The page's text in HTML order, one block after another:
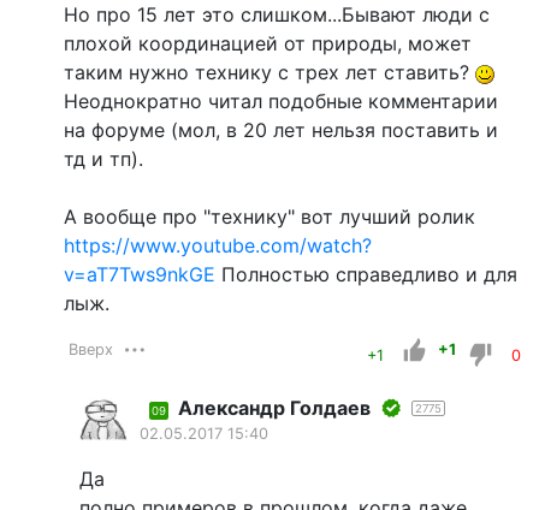
Но про 15 лет это слишком...Бывают люди с
плохой координацией от природы, может
таким нужно технику с трех лет ставить?
Неоднократно читал подобные комментарии
на форуме (мол, в 20 лет нельзя поставить и
тд и тп).
А вообще про "технику" вот лучший ролик
https://www.youtube.com/watch?
v=aT7Tws9nkGE Полностью справедливо и для
лыж.
Вверх +1 +1 0
09 Александр Голдаев 2775
02.05.2017 15:40
Да